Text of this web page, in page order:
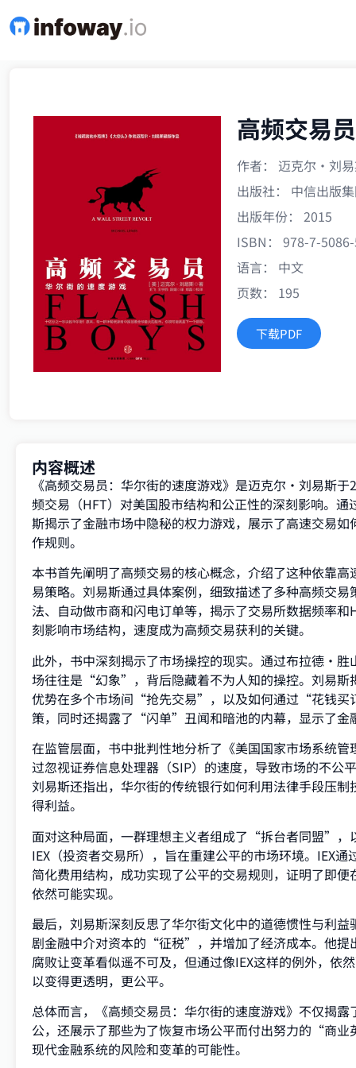
高频交易
作者： 迈克尔•刘
出版社： 中信出版
出版年份： 2015
ISBN： 978-7-
语言： 中文
页数： 195
下载PDF
内容概述
《高频交易员：华尔街的速度游戏》是迈克尔·刘易斯
频交易（HFT）对美国股市结构和公正性的深刻影响。
斯揭示了金融市场中隐秘的权力游戏，展示了高速交易
作规则。
本书首先阐明了高频交易的核心概念，介绍了这种依靠
易策略。刘易斯通过具体案例，细致描述了多种高频交
法、自动做市商和闪电订单等，揭示了交易所数据频率
刻影响市场结构，速度成为高频交易获利的关键。
此外，书中深刻揭示了市场操控的现实。通过布拉德·胜
场往往是“幻象”，背后隐藏着不为人知的操控。刘易斯
优势在多个市场间“抢先交易”，以及如何通过“花钱买
策，同时还揭露了“闪单”丑闻和暗池的内幕，显示了金
在监管层面，书中批判性地分析了《美国国家市场系统管
过忽视证券信息处理器（SIP）的速度，导致市场的不公
刘易斯还指出，华尔街的传统银行如何利用法律手段压
得利益。
面对这种局面，一群理想主义者组成了“拆台者同盟”
IEX（投资者交易所），旨在重建公平的市场环境。IEX
简化费用结构，成功实现了公平的交易规则，证明了即
依然可能实现。
最后，刘易斯深刻反思了华尔街文化中的道德惯性与利
剧金融中介对资本的“征税”，并增加了经济成本。他提
腐败让变革看似遥不可及，但通过像IEX这样的例外，依
以变得更透明，更公平。
总体而言，《高频交易员：华尔街的速度游戏》不仅揭
公，还展示了那些为了恢复市场公平而付出努力的“商
现代金融系统的风险和变革的可能性。